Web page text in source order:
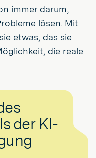
immer darum,
lösen. Mit
etwas, das sie
die reale
der KI-